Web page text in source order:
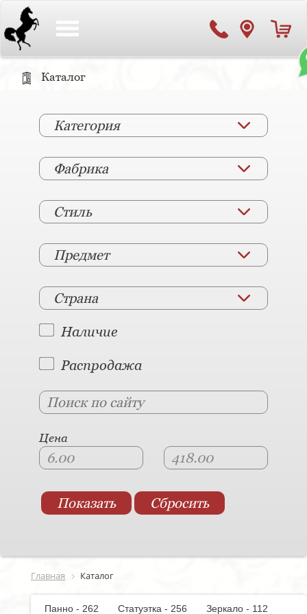
Каталог
Категория
Фабрика
Стиль
Предмет
Страна
Наличие
Распродажа
Цена
Главная Каталог
Панно - 262 Статуэтка - 256
Зеркало - 112